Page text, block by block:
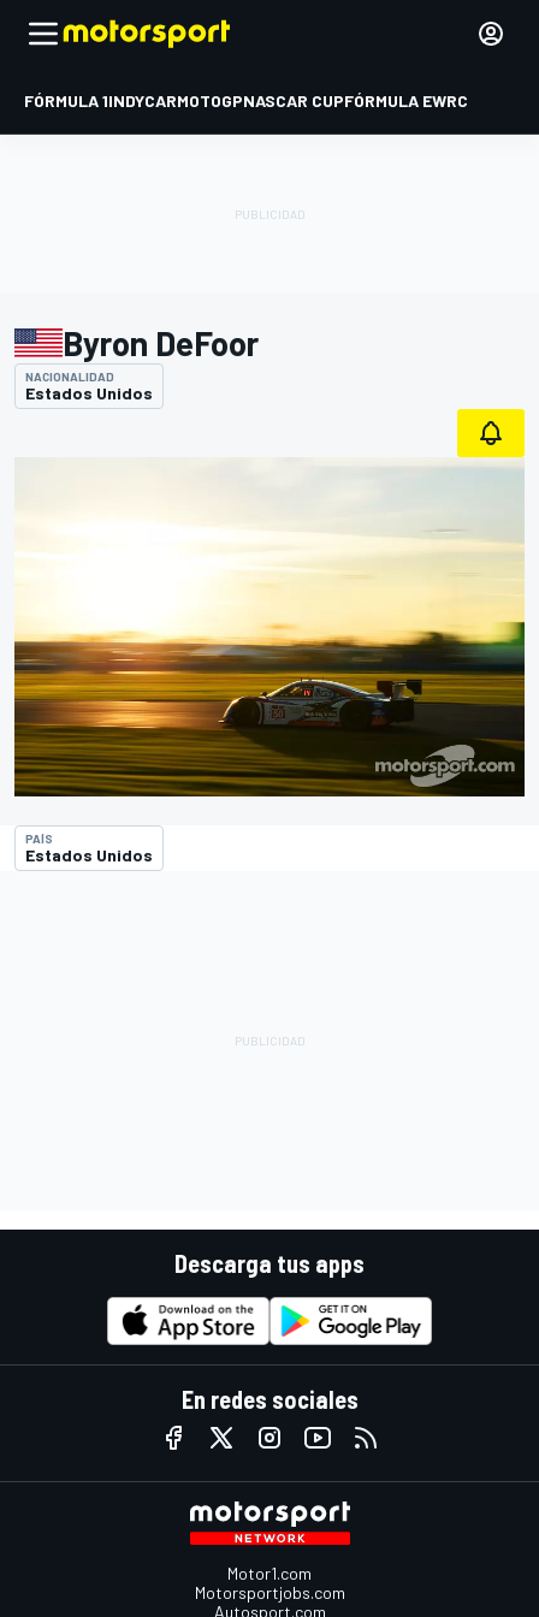
FÓRMULA 1INDYCARMOTOGPNASCAR CUPFÓRMULA EWRC
Byron DeFoor
NACIONALIDAD
Estados Unidos
PAÍS
Estados Unidos
Descarga tus apps
En redes sociales
Motor1.com
Motorsportjobs.com
Autosport.com